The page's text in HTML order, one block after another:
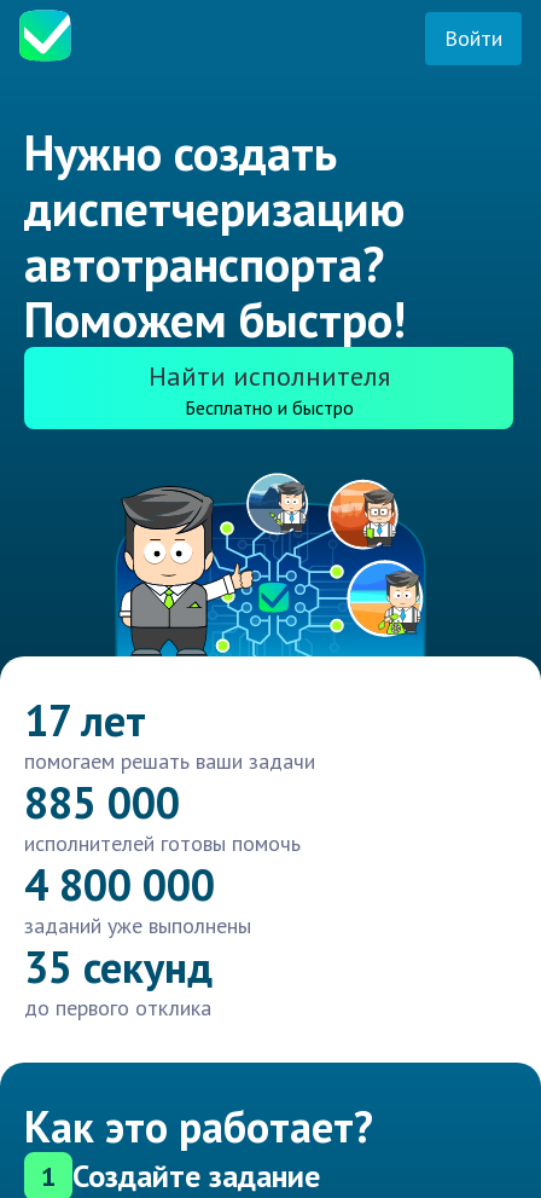
Войти
Нужно создать
диспетчеризацию
автотранспорта?
Поможем быстро!
Найти исполнителя
Бесплатно и быстро
17 лет
помогаем решать ваши задачи
885 000
исполнителей готовы помочь
4 800 000
заданий уже выполнены
35 секунд
до первого отклика
Как это работает?
1 Создайте задание